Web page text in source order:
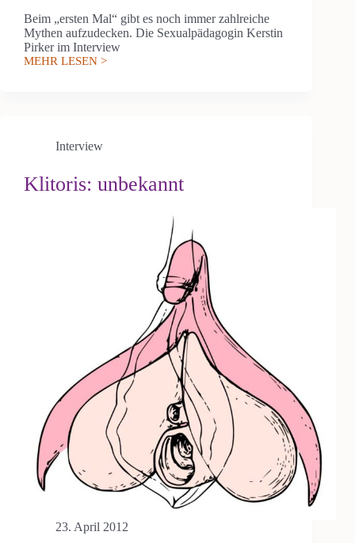
Beim „ersten Mal“ gibt es noch immer zahlreiche
Mythen aufzudecken. Die Sexualpädagogin Kerstin
Pirker im Interview
MEHR LESEN >
Ängstliche
Interview
Klitoris: unbekannt
23. April 2012